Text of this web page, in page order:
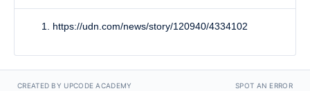
https://udn.com/news/story/120940/4334102
CREATED BY UPCODE ACADEMY SPOT AN ERROR